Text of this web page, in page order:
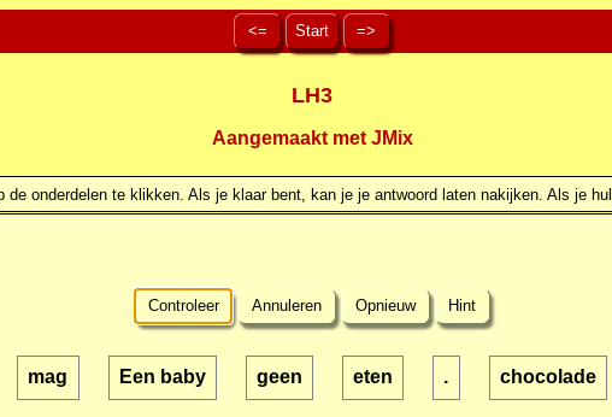
<= Start =>
LH3
Aangemaakt met JMix
de onderdelen te klikken. Als je klaar bent, kan je je antwoord laten nakijken. Als je
Controleer Annuleren Opnieuw Hint
mag Een baby geen eten . chocolade